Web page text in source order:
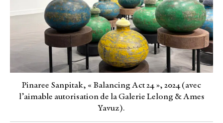
Pinaree Sanpitak, « Balancing Act 24 », 2024 (avec
l’aimable autorisation de la Galerie Lelong & Ames
Yavuz).